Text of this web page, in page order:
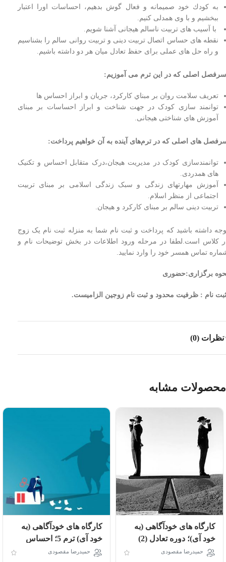
به كودك خود صميمانه و فعال گوش بدهيم، احساسات اورا اعتبار
ببخشیم و با وی همدلی كنيم.
با آسيب های تربيت ناسالم هيجانی آشنا شويم.
نقطه های حساس اتصال تربيت دينی و تربيت روانی سالم را بشناسيم
و راه حل های عملی برای حفظ تعادل ميان هر دو داشته باشيم.
سرفصل اصلی که در این ترم می آموزیم:
تعريف سلامت روان بر مبناي كاركرد، جريان و ابراز احساس ها
توانمند سازی کودک در جهت شناخت و ابراز احساسات بر مبنای
آموزش های شناختی هیجانی.
های اصلی که در ترم‌های آینده به آن خواهیم پرداخت:
توانمندسازی کودک در مدیریت هیجان،درک متقابل احساس و تکنیک
های همدردی.
آموزش مهارتهای زندگی و سبک زندگی اسلامی بر مبنای تربیت
اجتماعی از منظر اسلام.
تربیت دینی سالم بر مبنای کارکرد و هیجان.
داشته باشید که پرداخت و ثبت نام شما به منزله ثبت نام یک زوج
کلاس است.لطفا در مرحله ورود اطلاعات در بخش توضیحات نام و
تماس همسر خود را وارد نمایید.
برگزاری:حضوری
نام : ظرفيت محدود و ثبت نام زوجین الزامیست.
نظرات (0)
محصولات مشابه
کارگاه های خودآگاهی (به
خود آی)؛ دوره تعادل (2)
حمیدرضا مقصودی
کارگاه های خودآگاهی (به
خود آی) ترم 5؛ احساس
ترسحمیدرضا مقصودی